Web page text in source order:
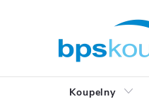
Koupelny